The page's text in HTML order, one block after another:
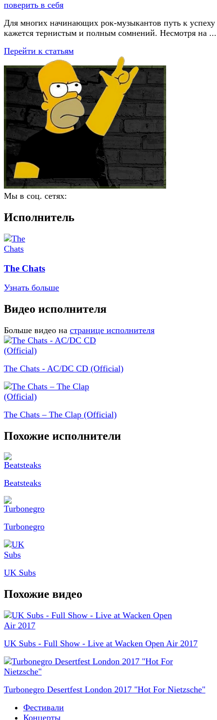
Для многих начинающих рок-музыкантов путь к успеху
кажется тернистым и полным сомнений. Несмотря на ...
Перейти к статьям
Мы в соц. сетях:
Исполнитель
The Chats
Узнать больше
Видео исполнителя
Больше видео на странице исполнителя
The Chats - AC/DC CD (Official)
The Chats – The Clap (Official)
Похожие исполнители
Beatsteaks
Turbonegro
UK Subs
Похожие видео
UK Subs - Full Show - Live at Wacken Open Air 2017
Turbonegro Desertfest London 2017 "Hot For Nietzsche"
Фестивали
Концерты